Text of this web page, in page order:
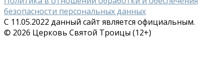
безопасности персональных данных
С 11.05.2022 данный сайт является официальным.
© 2026 Церковь Святой Троицы (12+)